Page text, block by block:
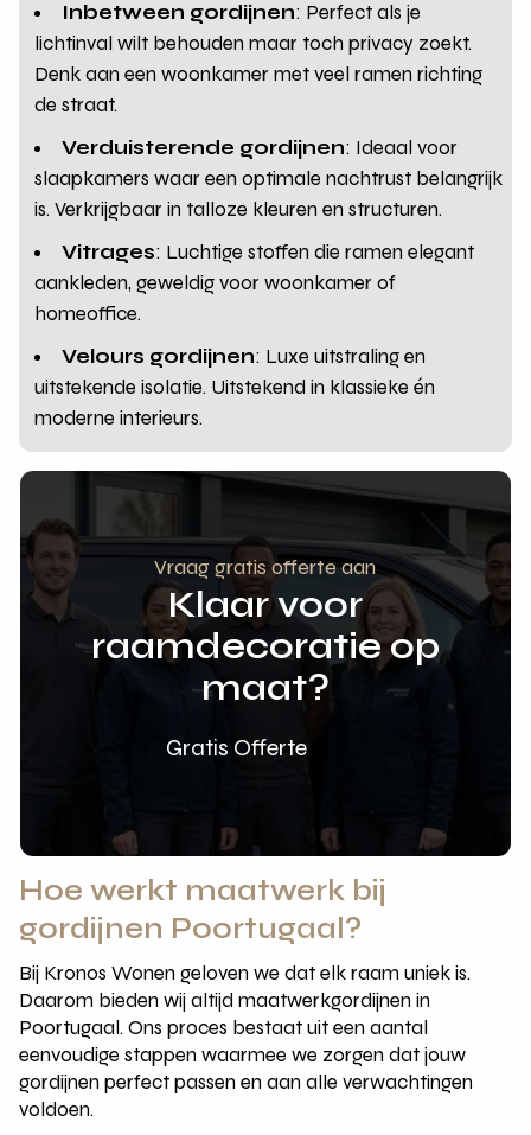
Inbetween gordijnen: Perfect als je
lichtinval wilt behouden maar toch privacy zoekt.
Denk aan een woonkamer met veel ramen richting
de straat.
Verduisterende gordijnen: Ideaal voor
slaapkamers waar een optimale nachtrust belangrijk
is. Verkrijgbaar in talloze kleuren en structuren.
Vitrages: Luchtige stoffen die ramen elegant
aankleden, geweldig voor woonkamer of
homeoffice.
Velours gordijnen: Luxe uitstraling en
uitstekende isolatie. Uitstekend in klassieke én
moderne interieurs.
Vraag gratis offerte aan
Klaar voor
raamdecoratie op
maat?
Gratis Offerte
Hoe werkt maatwerk bij
gordijnen Poortugaal?
Bij Kronos Wonen geloven we dat elk raam uniek is.
Daarom bieden wij altijd maatwerkgordijnen in
Poortugaal. Ons proces bestaat uit een aantal
eenvoudige stappen waarmee we zorgen dat jouw
gordijnen perfect passen en aan alle verwachtingen
voldoen.